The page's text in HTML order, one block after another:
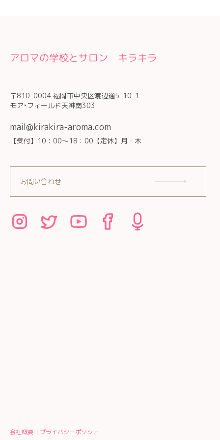
アロマの学校とサロン キラキラ
〒810-0004 福岡市中央区渡辺通5-10-1
モア•フィールド天神南303
mail@kirakira-aroma.com
【受付】10：00～18：00【定休】月・木
お問い合わせ
会社概要 プライバシーポリシー